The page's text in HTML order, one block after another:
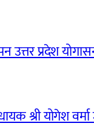
प्रदेश
श्री योगेश